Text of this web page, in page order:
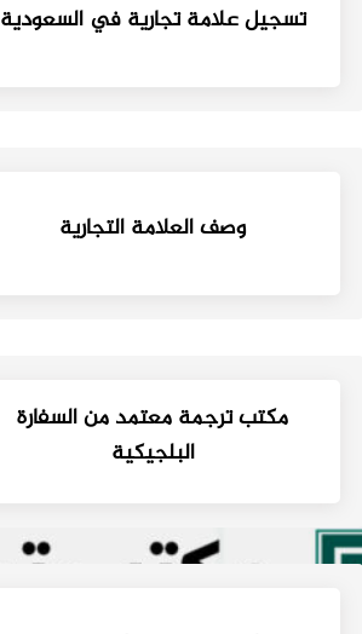
تسجيل علامة تجارية في السعودية
وصف العلامة التجارية
مكتب ترجمة معتمد من السفارة
البلجيكية